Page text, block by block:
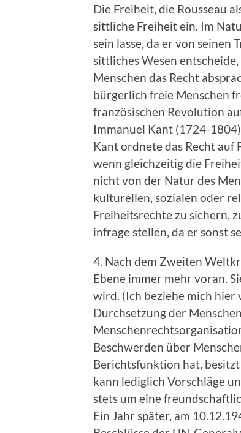
Die Freiheit, die Rousseau
sittliche Freiheit ein. Im
sein lasse, da er von seinen
sittliches Wesen
Menschen das Recht
bürgerlich freie Menschen
französischen Revolution
Immanuel Kant (1724-
Kant ordnete das Recht auf
wenn gleichzeitig die
nicht von der Natur des
kulturellen, sozialen oder
Freiheitsrechte zu sichern,
infrage stellen, da er sonst
4. Nach dem Zweiten
Ebene immer mehr voran.
wird. (Ich beziehe mich
Durchsetzung der
Beschwerden über
Berichtsfunktion hat,
kann lediglich Vorschläge
stets um eine
Ein Jahr später, am